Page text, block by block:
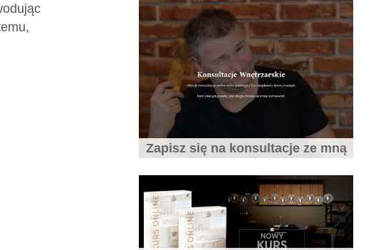
Jaki blat do kuchni wybrać
10 najczęstszych błędów popełnianych
przy projektowaniu wnętrz.
Zapisz się na konsultacje ze mną